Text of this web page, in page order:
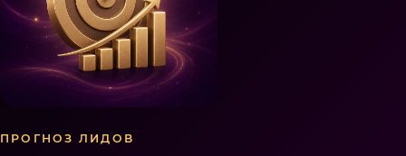
ПРОГНОЗ ЛИДОВ